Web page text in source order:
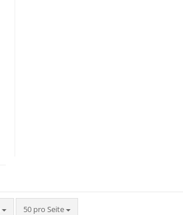
50 pro Seite
pro Seite